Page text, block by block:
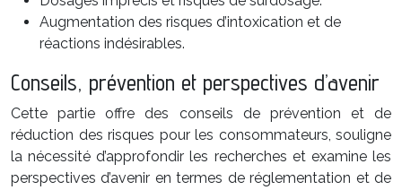
Augmentation des risques d’intoxication et de
réactions indésirables.
Conseils, prévention et perspectives d’avenir
Cette partie offre des conseils de prévention et de
réduction des risques pour les consommateurs, souligne
la nécessité d’approfondir les recherches et examine les
perspectives d’avenir en termes de réglementation et de